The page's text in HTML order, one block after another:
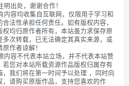
出处，谢谢合作！
内容均收集自互联网，仅限用于学习和
法性承担任何责任。如有版权内容，
均归原作者所有，本站虽力求保存原
次转载，已无法确定其真实来源，或
作者谅解！
内容不代表本站立场，并不代表本站赞
您对本站所载资源作品版权归属存有
我们将在第一时间予以处理 ，同时向
请购买原版作品，支持您喜欢的作